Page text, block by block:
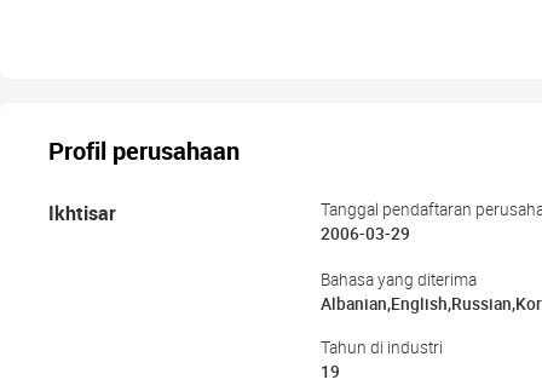
Profil perusahaan
Ikhtisar
Tanggal pendaftaran
2006-03-29
Bahasa yang diterima
Tahun di industri
19